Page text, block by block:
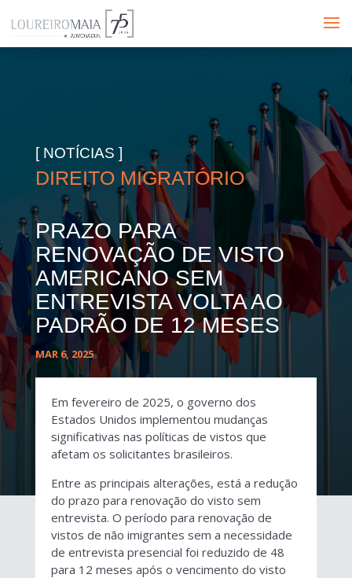
[ NOTÍCIAS ]
DIREITO MIGRATÓRIO
PRAZO PARA
RENOVAÇÃO DE VISTO
AMERICANO SEM
ENTREVISTA VOLTA AO
PADRÃO DE 12 MESES
MAR 6, 2025
Em fevereiro de 2025, o governo dos
Estados Unidos implementou mudanças
significativas nas políticas de vistos que
afetam os solicitantes brasileiros.
Entre as principais alterações, está a redução
do prazo para renovação do visto sem
entrevista. O período para renovação de
vistos de não imigrantes sem a necessidade
de entrevista presencial foi reduzido de 48
para 12 meses após o vencimento do visto